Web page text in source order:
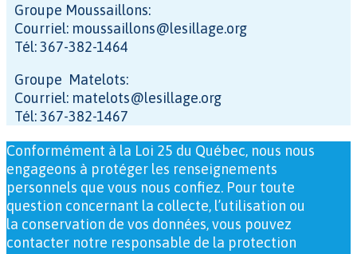
Groupe Moussaillons:
Courriel: moussaillons@lesillage.org
Tél: 367-382-1464
Groupe Matelots:
Courriel: matelots@lesillage.org
Tél: 367-382-1467
Conformément à la Loi 25 du Québec, nous nous
engageons à protéger les renseignements
personnels que vous nous confiez. Pour toute
question concernant la collecte, l’utilisation ou
la conservation de vos données, vous pouvez
contacter notre responsable de la protection